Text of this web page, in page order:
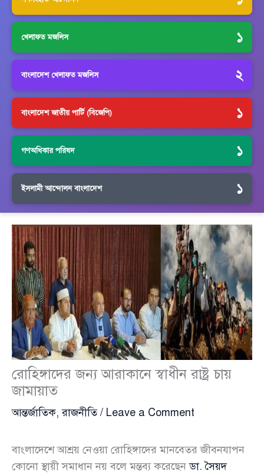
খেলাফত মজলিস ১
বাংলাদেশ খেলাফত মজলিস ২
বাংলাদেশ জাতীয় পার্টি (বিজেপি) ১
গণঅধিকার পরিষদ ১
ইসলামী আন্দোলন বাংলাদেশ ১
রোহিঙ্গাদের জন্য আরাকানে স্বাধীন রাষ্ট্র চায়
জামায়াত
আন্তর্জাতিক,রাজনীতি/ Leave a Comment
বাংলাদেশে আশ্রয় নেওয়া রোহিঙ্গাদের মানবেতর জীবনযাপন
কোনো স্থায়ী সমাধান নয় বলে মন্তব্য করেছেনডা. সৈয়দ